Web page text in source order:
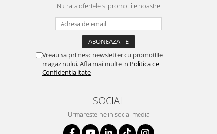
Nu rata ofertele si promotiile noastre
Vreau sa primesc newsletter cu promotiile
magazinului. Afla mai multe in Politica de
Confidentialitate
SOCIAL
Urmareste-ne in social media